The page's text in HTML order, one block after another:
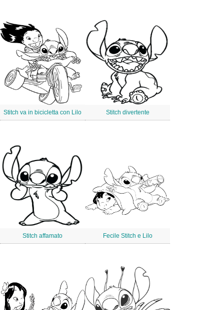
Stitch va in bicicletta con Lilo Stitch divertente
Stitch affamato Fecile Stitch e Lilo